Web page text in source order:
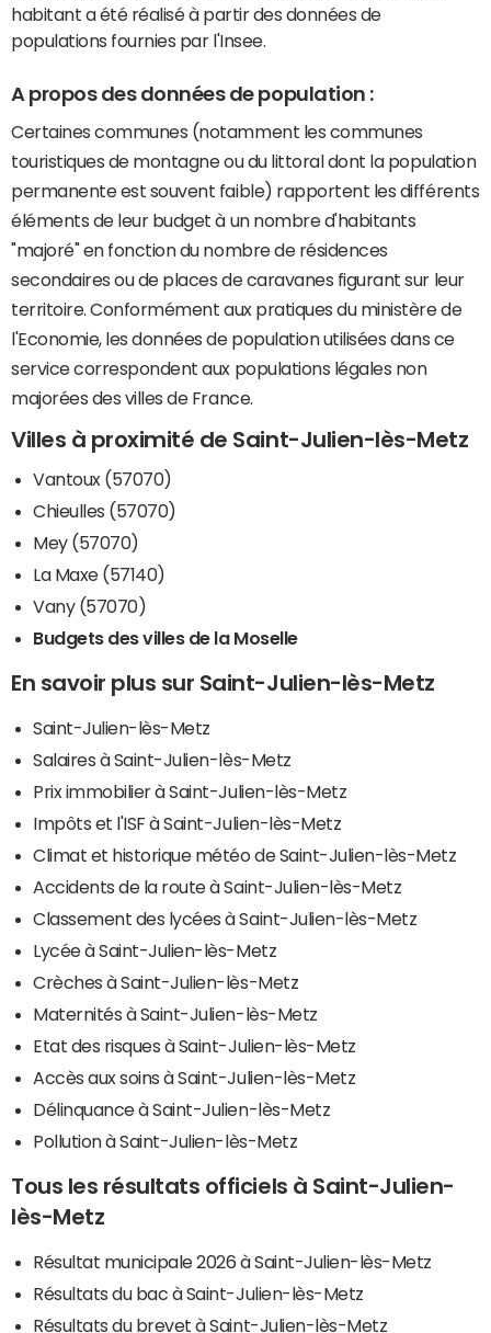
habitant a été réalisé à partir des données de
populations fournies par l'Insee.
A propos des données de population :
Certaines communes (notamment les communes
touristiques de montagne ou du littoral dont la population
permanente est souvent faible) rapportent les différents
éléments de leur budget à un nombre d'habitants
"majoré" en fonction du nombre de résidences
secondaires ou de places de caravanes figurant sur leur
territoire. Conformément aux pratiques du ministère de
l'Economie, les données de population utilisées dans ce
service correspondent aux populations légales non
majorées des villes de France.
Villes à proximité de Saint-Julien-lès-Metz
Vantoux (57070)
Chieulles (57070)
Mey (57070)
La Maxe (57140)
Vany (57070)
Budgets des villes de la Moselle
En savoir plus sur Saint-Julien-lès-Metz
Saint-Julien-lès-Metz
Salaires à Saint-Julien-lès-Metz
Prix immobilier à Saint-Julien-lès-Metz
Impôts et l'ISF à Saint-Julien-lès-Metz
Climat et historique météo de Saint-Julien-lès-Metz
Accidents de la route à Saint-Julien-lès-Metz
Classement des lycées à Saint-Julien-lès-Metz
Lycée à Saint-Julien-lès-Metz
Crèches à Saint-Julien-lès-Metz
Maternités à Saint-Julien-lès-Metz
Etat des risques à Saint-Julien-lès-Metz
Accès aux soins à Saint-Julien-lès-Metz
Délinquance à Saint-Julien-lès-Metz
Pollution à Saint-Julien-lès-Metz
Tous les résultats officiels à Saint-Julien-
lès-Metz
Résultat municipale 2026 à Saint-Julien-lès-Metz
Résultats du bac à Saint-Julien-lès-Metz
Résultats du brevet à Saint-Julien-lès-Metz